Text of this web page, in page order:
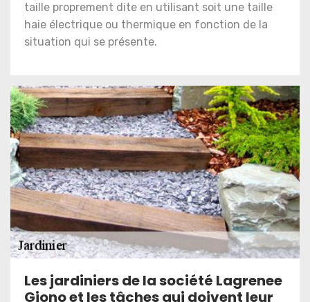
taille proprement dite en utilisant soit une taille
haie électrique ou thermique en fonction de la
situation qui se présente.
Les jardiniers de la société Lagrenee
Giono et les tâches qui doivent leur